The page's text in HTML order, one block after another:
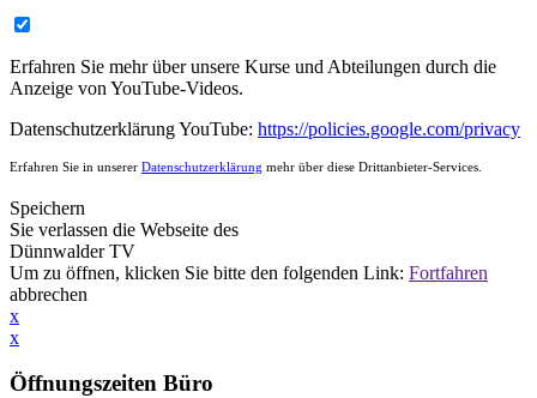
Erfahren Sie mehr über unsere Kurse und Abteilungen durch die
Anzeige von YouTube-Videos.
Datenschutzerklärung YouTube: https://policies.google.com/privacy
Erfahren Sie in unserer Datenschutzerklärung mehr über diese Drittanbieter-Services.
Speichern
Sie verlassen die Webseite des
Dünnwalder TV
Um zu öffnen, klicken Sie bitte den folgenden Link: Fortfahren
abbrechen
x
x
Öffnungszeiten Büro